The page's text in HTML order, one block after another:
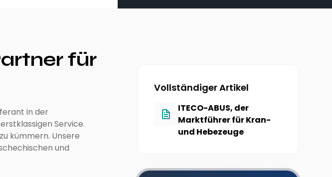
für
in der
Service.
kümmern. Unsere
und
Vollständiger Artikel
ITECO-ABUS, der
Marktführer für Kran-
und Hebezeuge